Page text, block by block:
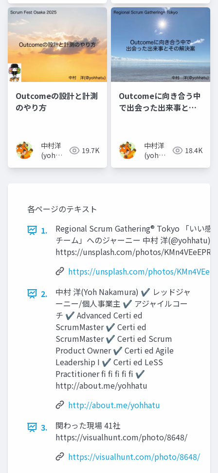
Outcomeの設計と計測
のやり方
中村洋
(yoh
19.7K
Outcomeに向き合う中
で出会った出来事とそ
中村洋
(yoh
18.4K
各ページのテキスト
1.
Regional Scrum Gathering® Tokyo 「いい感
チーム」へのジャーニー 中村 洋(@yohhatu)
https://unsplash.com/photos/KMn4VEeEPR8
https://unsplash.com/photos/
2.
中村 洋(Yoh Nakamura) ✔ レッドジャ
ーニー/個人事業主 ✔ アジャイルコー
チ ✔ Advanced Certi ed
ScrumMaster ✔ Certi ed
ScrumMaster ✔ Certi ed Scrum
Product Owner ✔ Certi ed Agile
Leadership I ✔ Certi ed LeSS
Practitioner fi fi fi fi fi ✔
http://about.me/yohhatu
http://about.me/yohhatu
3.
関わった現場 41社
https://visualhunt.com/photo/8648/
https://visualhunt.com/photo/8648/